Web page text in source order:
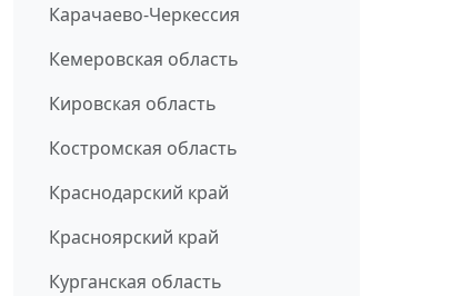
Карачаево-Черкессия
Кемеровская область
Кировская область
Костромская область
Краснодарский край
Красноярский край
Курганская область